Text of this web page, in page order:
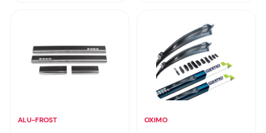
ALU-FROST OXIMO